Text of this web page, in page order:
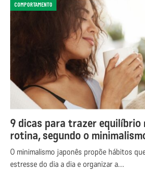
COMPORTAMENTO
9 dicas para trazer equilíbrio
rotina, segundo o
O minimalismo japonês propõe hábitos
estresse do dia a dia e organizar a…